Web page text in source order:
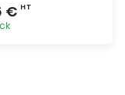
€ HT